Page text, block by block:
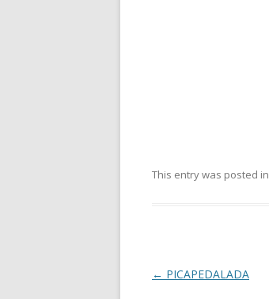
This entry was posted in
Post
← PICAPEDALADA